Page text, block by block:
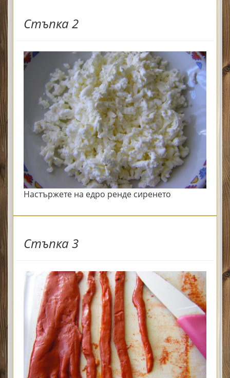
Стъпка 2
Настържете на едро ренде сиренето
Стъпка 3